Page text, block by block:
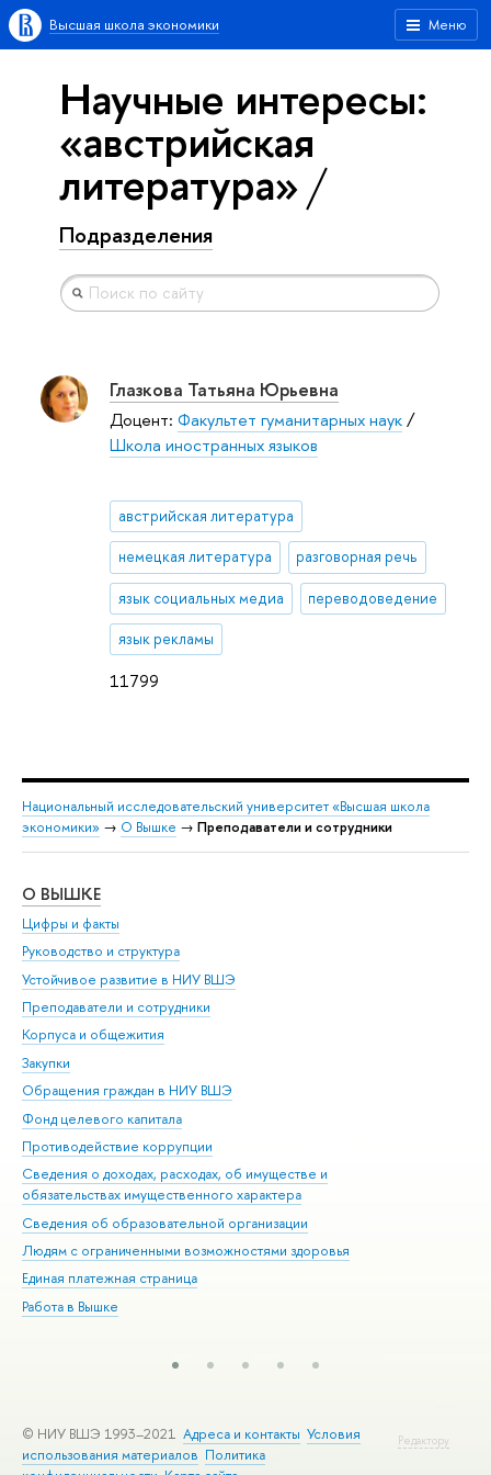
Меню
Высшая школа экономики
Научные интересы:
«австрийская
литература»
Подразделения
11799
Глазкова Татьяна Юрьевна
Доцент: Факультет гуманитарных наук/
Школа иностранных языков
австрийская литература
немецкая литература разговорная речь
язык социальных медиа переводоведение
язык рекламы
Национальный исследовательский университет «Высшая школа
экономики» → О Вышке → Преподаватели и сотрудники
О ВЫШКЕ
Цифры и факты
Руководство и структура
Устойчивое развитие в НИУ ВШЭ
Преподаватели и сотрудники
Корпуса и общежития
Закупки
Обращения граждан в НИУ ВШЭ
Фонд целевого капитала
Противодействие коррупции
Сведения о доходах, расходах, об имуществе и
обязательствах имущественного характера
Сведения об образовательной организации
Людям с ограниченными возможностями здоровья
Единая платежная страница
Работа в Вышке
Редактору
© НИУ ВШЭ 1993–2021 Адреса и контакты Условия
использования материалов Политика